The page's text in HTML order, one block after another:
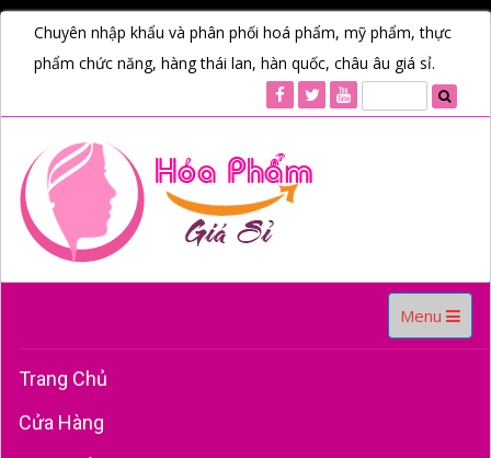
Chuyên nhập khẩu và phân phối hoá phẩm, mỹ phẩm, thực
phẩm chức năng, hàng thái lan, hàn quốc, châu âu giá sỉ.
Toggle
navigation
Menu
Trang Chủ
Cửa Hàng